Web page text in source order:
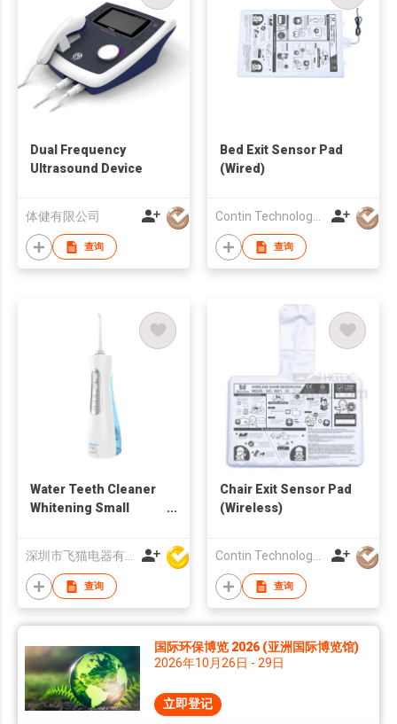
Dual Frequency
Ultrasound Device
体健有限公司
查询
Bed Exit Sensor Pad
(Wired)
查询
Water Teeth Cleaner
Whitening Small
深圳市飞猫电器有限公司
查询
Chair Exit Sensor Pad
(Wireless)
Contin Technology Ltd
查询
国际环保博览 2026 (亚洲国际博览馆)
2026年10月26日 - 29日
立即登记